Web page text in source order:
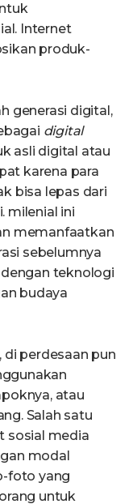
Internet
produk-
generasi digital,
digital
asli digital atau
karena para
bisa lepas dari
milenial ini
memanfaatkan
sebelumnya
teknologi
budaya
di perdesaan pun
atau
Salah satu
sosial media
modal
foto yang
untuk